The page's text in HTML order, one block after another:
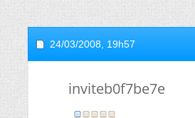
24/03/2008, 19h57
inviteb0f7be7e